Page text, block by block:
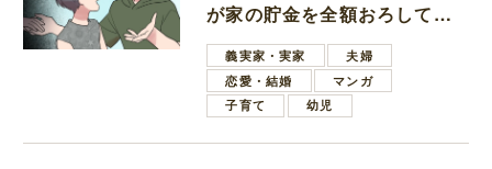
が家の貯金を全額おろしてほ
しいと言ってきた
義実家・実家
夫婦
恋愛・結婚
マンガ
子育て
幼児